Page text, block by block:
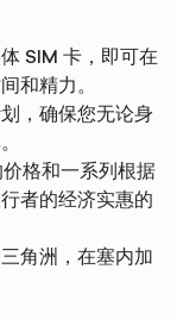
SIM 卡，即可在
和精力。
，确保您无论身
格和一系列根据
者的经济实惠的
角洲，在塞内加